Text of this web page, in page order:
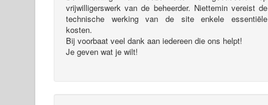
vrijwilligerswerk van de beheerder. Niettemin vereist de
technische werking van de site enkele essentiële
kosten.
Bij voorbaat veel dank aan iedereen die ons helpt!
Je geven wat je wilt!